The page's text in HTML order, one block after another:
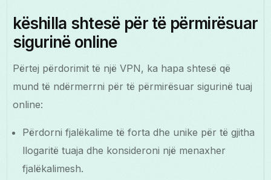
këshilla shtesë për të përmirësuar
sigurinë online
Përtej përdorimit të një VPN, ka hapa shtesë që
mund të ndërmerrni për të përmirësuar sigurinë tuaj
online:
Përdorni fjalëkalime të forta dhe unike për të gjitha
llogaritë tuaja dhe konsideroni një menaxher
fjalëkalimesh.